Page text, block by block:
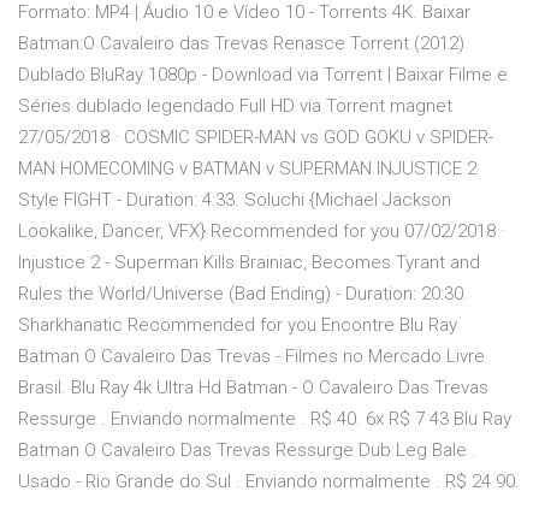
Formato: MP4 | Áudio 10 e Vídeo 10 - Torrents 4K. Baixar
Batman:O Cavaleiro das Trevas Renasce Torrent (2012)
Dublado BluRay 1080p - Download via Torrent | Baixar Filme e
Séries dublado legendado Full HD via Torrent magnet
27/05/2018 · COSMIC SPIDER-MAN vs GOD GOKU v SPIDER-
MAN HOMECOMING v BATMAN v SUPERMAN INJUSTICE 2
Style FIGHT - Duration: 4:33. Soluchi {Michael Jackson
Lookalike, Dancer, VFX} Recommended for you 07/02/2018 ·
Injustice 2 - Superman Kills Brainiac, Becomes Tyrant and
Rules the World/Universe (Bad Ending) - Duration: 20:30.
Sharkhanatic Recommended for you Encontre Blu Ray
Batman O Cavaleiro Das Trevas - Filmes no Mercado Livre
Brasil. Blu Ray 4k Ultra Hd Batman - O Cavaleiro Das Trevas
Ressurge . Enviando normalmente . R$ 40. 6x R$ 7 43 Blu Ray
Batman O Cavaleiro Das Trevas Ressurge Dub Leg Bale .
Usado - Rio Grande do Sul . Enviando normalmente . R$ 24 90.